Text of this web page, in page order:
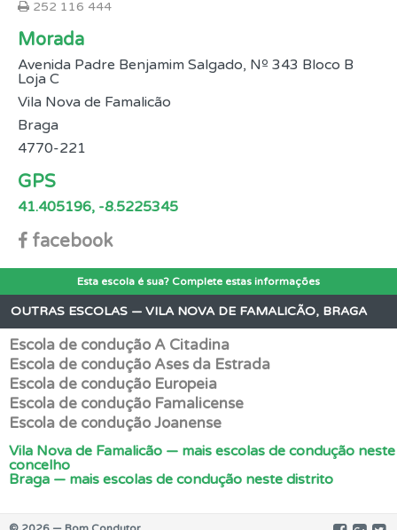
252 116 444
Morada
Avenida Padre Benjamim Salgado, Nº 343 Bloco B
Loja C
Vila Nova de Famalicão
Braga
4770-221
GPS
41.405196, -8.5225345
facebook
Esta escola é sua? Complete estas informações
OUTRAS ESCOLAS — VILA NOVA DE FAMALICÃO, BRAGA
Escola de condução A Citadina
Escola de condução Ases da Estrada
Escola de condução Europeia
Escola de condução Famalicense
Escola de condução Joanense
Vila Nova de Famalicão — mais escolas de condução neste
concelho
Braga — mais escolas de condução neste distrito